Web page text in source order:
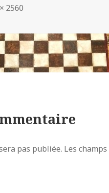
2560
pas publiée. Les